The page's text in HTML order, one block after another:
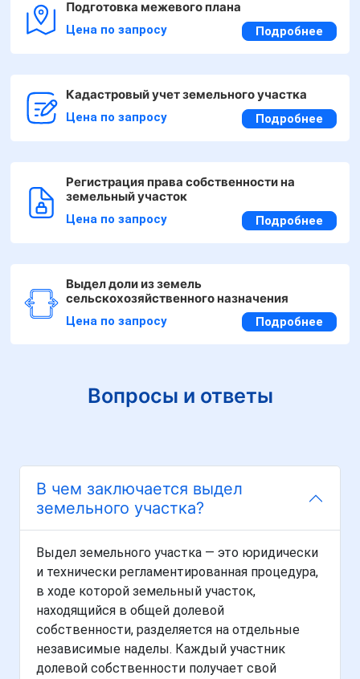
Подготовка межевого плана
Цена по запросу Подробнее
Кадастровый учет земельного участка
Цена по запросу Подробнее
Регистрация права собственности на
земельный участок
Цена по запросу Подробнее
Выдел доли из земель
сельскохозяйственного назначения
Цена по запросу Подробнее
Вопросы и ответы
В чем заключается выдел
земельного участка?
Выдел земельного участка — это юридически
и технически регламентированная процедура,
в ходе которой земельный участок,
находящийся в общей долевой
собственности, разделяется на отдельные
независимые наделы. Каждый участник
долевой собственности получает свой